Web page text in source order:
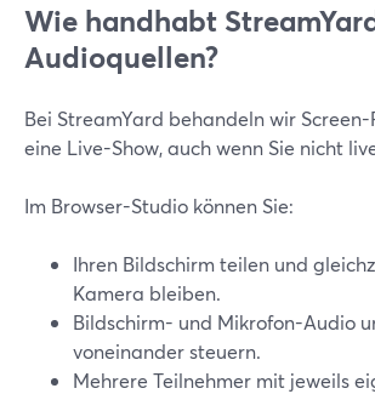
Wie handhabt
Audioquellen?
Bei StreamYard behandeln wir
eine Live-Show, auch wenn Sie nicht
Im Browser-Studio können Sie:
Ihren Bildschirm teilen und
Kamera bleiben.
Bildschirm- und Mikrofon-Audio
voneinander steuern.
Mehrere Teilnehmer mit jeweils